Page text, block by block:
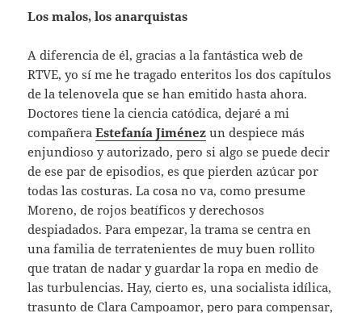
Los malos, los anarquistas
A diferencia de él, gracias a la fantástica web de
RTVE, yo sí me he tragado enteritos los dos capítulos
de la telenovela que se han emitido hasta ahora.
Doctores tiene la ciencia catódica, dejaré a mi
compañeraEstefanía Jiménez un despiece más
enjundioso y autorizado, pero si algo se puede decir
de ese par de episodios, es que pierden azúcar por
todas las costuras. La cosa no va, como presume
Moreno, de rojos beatíficos y derechosos
despiadados. Para empezar, la trama se centra en
una familia de terratenientes de muy buen rollito
que tratan de nadar y guardar la ropa en medio de
las turbulencias. Hay, cierto es, una socialista idílica,
trasunto de Clara Campoamor, pero para compensar,